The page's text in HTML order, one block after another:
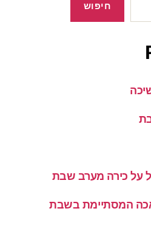
חיפוש
על כירה מערב שבת
המסתיימת בשבת